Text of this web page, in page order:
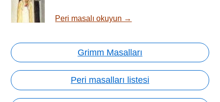
Peri masalı okuyun →
Grimm Masalları
Peri masalları listesi